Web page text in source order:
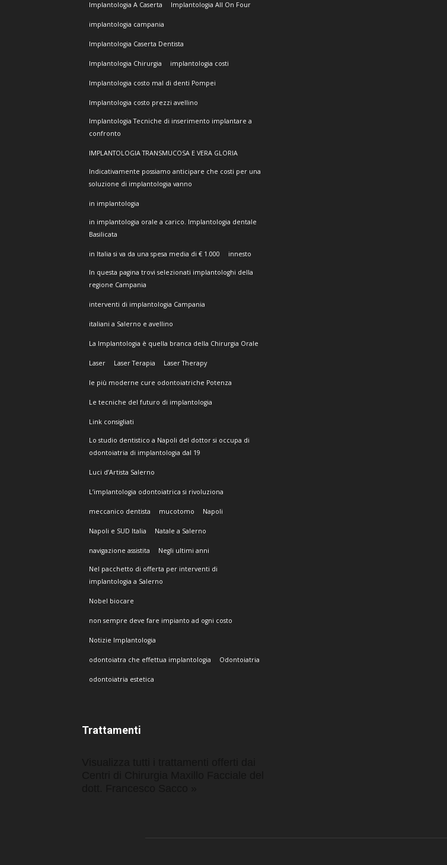
Implantologia A Caserta Implantologia All On Four
implantologia campania
Implantologia Caserta Dentista
Implantologia Chirurgia implantologia costi
Implantologia costo mal di denti Pompei
Implantologia costo prezzi avellino
Implantologia Tecniche di inserimento implantare a
confronto
IMPLANTOLOGIA TRANSMUCOSA E VERA GLORIA
Indicativamente possiamo anticipare che costi per una
soluzione di implantologia vanno
in implantologia
in implantologia orale a carico. Implantologia dentale
Basilicata
in Italia si va da una spesa media di € 1.000 innesto
In questa pagina trovi selezionati implantologhi della
regione Campania
interventi di implantologia Campania
italiani a Salerno e avellino
La Implantologia è quella branca della Chirurgia Orale
Laser Laser Terapia Laser Therapy
le più moderne cure odontoiatriche Potenza
Le tecniche del futuro di implantologia
Link consigliati
Lo studio dentistico a Napoli del dottor si occupa di
odontoiatria di implantologia dal 19
Luci d’Artista Salerno
L’implantologia odontoiatrica si rivoluziona
meccanico dentista mucotomo Napoli
Napoli e SUD Italia Natale a Salerno
navigazione assistita Negli ultimi anni
Nel pacchetto di offerta per interventi di
implantologia a Salerno
Nobel biocare
non sempre deve fare impianto ad ogni costo
Notizie Implantologia
odontoiatra che effettua implantologia Odontoiatria
odontoiatria estetica
Trattamenti